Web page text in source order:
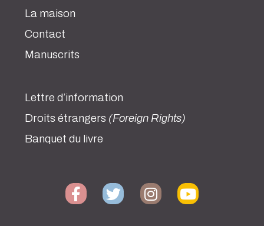
La maison
Contact
Manuscrits
Lettre d’information
Droits étrangers (Foreign Rights)
Banquet du livre